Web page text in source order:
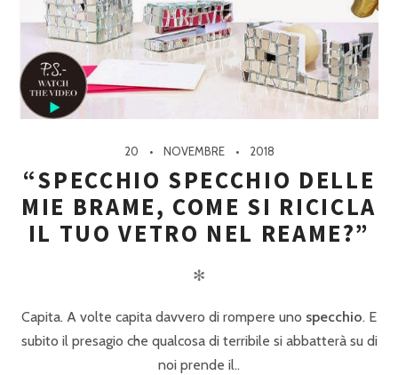
20 NOVEMBRE 2018
“SPECCHIO SPECCHIO DELLE
MIE BRAME, COME SI RICICLA
IL TUO VETRO NEL REAME?”
✻
Capita. A volte capita davvero di rompere uno specchio. E
subito il presagio che qualcosa di terribile si abbatterà su di
noi prende il..